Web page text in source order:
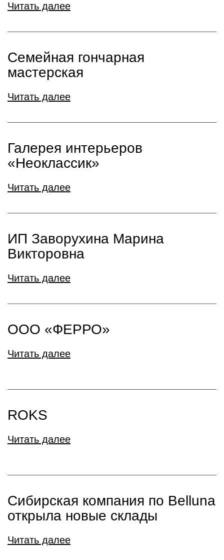
Читать далее
Семейная гончарная
мастерская
Читать далее
Галерея интерьеров
«Неоклассик»
Читать далее
ИП Заворухина Марина
Викторовна
Читать далее
ООО «ФЕРРО»
Читать далее
ROKS
Читать далее
Сибирская компания по Belluna
открыла новые склады
Читать далее